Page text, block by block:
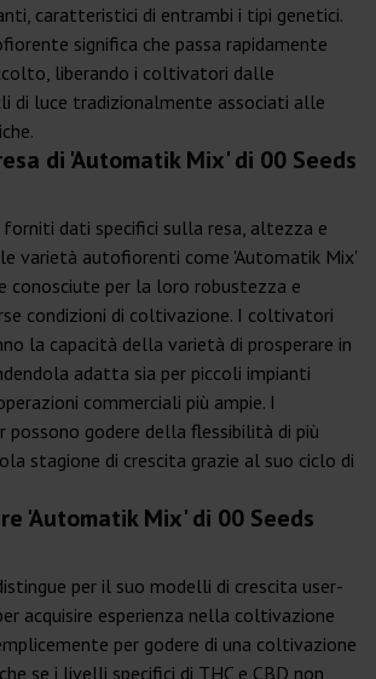
caratteristici di entrambi i tipi genetici.
significa che passa rapidamente
liberando i coltivatori dalle
di luce tradizionalmente associati alle
di 'Automatik Mix' di 00 Seeds
forniti dati specifici sulla resa, altezza e
varietà autofiorenti come 'Automatik Mix'
conosciute per la loro robustezza e
condizioni di coltivazione. I coltivatori
la capacità della varietà di prosperare in
adatta sia per piccoli impianti
commerciali più ampie. I
godere della flessibilità di più
stagione di crescita grazie al suo ciclo di
'Automatik Mix' di 00 Seeds
per il suo modelli di crescita user-
acquisire esperienza nella coltivazione
per godere di una coltivazione
se i livelli specifici di THC e CBD non